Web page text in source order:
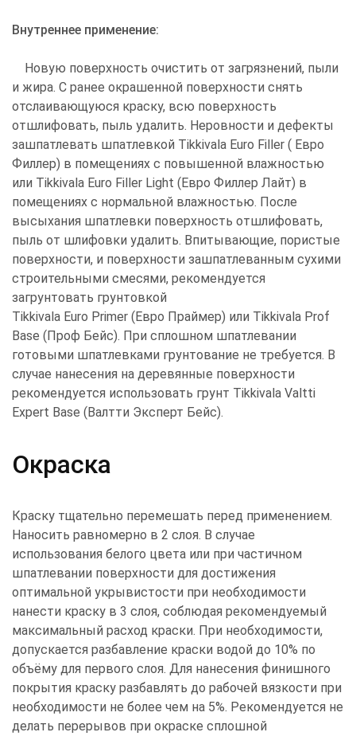
Внутреннее применение:
Новую поверхность очистить от загрязнений, пыли
и жира. С ранее окрашенной поверхности снять
отслаивающуюся краску, всю поверхность
отшлифовать, пыль удалить. Неровности и дефекты
зашпатлевать шпатлевкой Tikkivala Euro Filler ( Евро
Филлер) в помещениях с повышенной влажностью
или Tikkivala Euro Filler Light (Евро Филлер Лайт) в
помещениях с нормальной влажностью. После
высыхания шпатлевки поверхность отшлифовать,
пыль от шлифовки удалить. Впитывающие, пористые
поверхности, и поверхности зашпатлеванным сухими
строительными смесями, рекомендуется
загрунтовать грунтовкой
Tikkivala Euro Primer (Евро Праймер) или Tikkivala Prof
Base (Проф Бейс). При сплошном шпатлевании
готовыми шпатлевками грунтование не требуется. В
случае нанесения на деревянные поверхности
рекомендуется использовать грунт Tikkivala Valtti
Expert Base (Валтти Эксперт Бейс).
Окраска
Краску тщательно перемешать перед применением.
Наносить равномерно в 2 слоя. В случае
использования белого цвета или при частичном
шпатлевании поверхности для достижения
оптимальной укрывистости при необходимости
нанести краску в 3 слоя, соблюдая рекомендуемый
максимальный расход краски. При необходимости,
допускается разбавление краски водой до 10% по
объёму для первого слоя. Для нанесения финишного
покрытия краску разбавлять до рабочей вязкости при
необходимости не более чем на 5%. Рекомендуется не
делать перерывов при окраске сплошной